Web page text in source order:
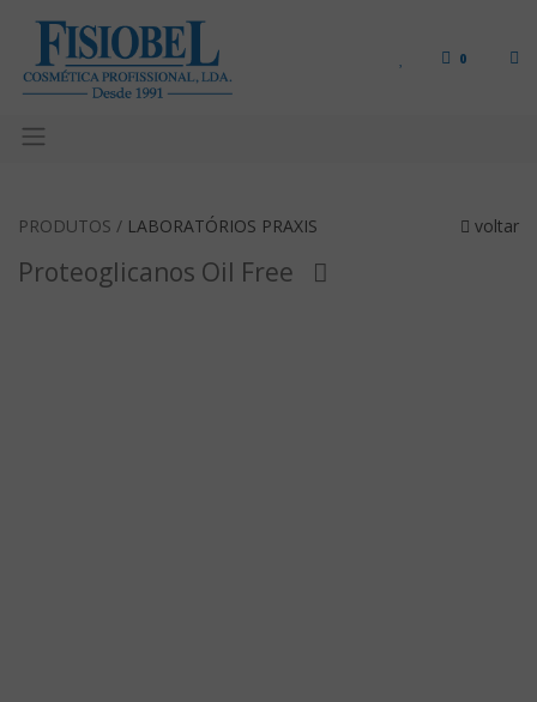
0
PRODUTOS / LABORATÓRIOS PRAXIS voltar
Proteoglicanos Oil Free